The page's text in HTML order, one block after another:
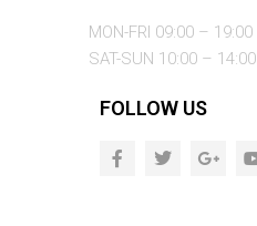
MON-FRI 09:00 – 19:00
SAT-SUN 10:00 – 14:00
FOLLOW US